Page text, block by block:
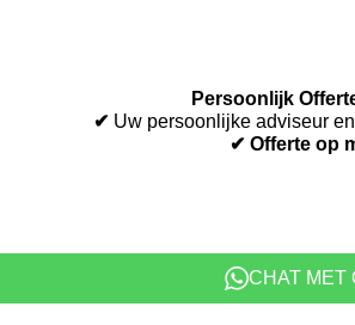
I
n
o
k
Persoonlijk
✔ Uw persoonlijke adviseur
✔ Offerte op
CHAT MET